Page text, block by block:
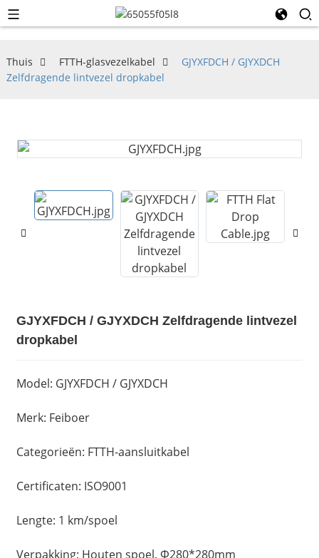
Thuis FTTH-glasvezelkabel
GJYXFDCH / GJYXDCH
Zelfdragende lintvezel dropkabel
GJYXFDCH / GJYXDCH Zelfdragende lintvezel
dropkabel
Model: GJYXFDCH / GJYXDCH
Merk: Feiboer
Categorieën: FTTH-aansluitkabel
Certificaten: ISO9001
Lengte: 1 km/spoel
Verpakking: Houten spoel, Φ280*280mm